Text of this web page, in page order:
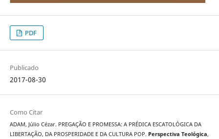
PDF
Publicado
2017-08-30
Como Citar
ADAM, Júlio Cézar. PREGAÇÃO E PROMESSA: A PRÉDICA ESCATOLÓGICA DA
LIBERTAÇÃO, DA PROSPERIDADE E DA CULTURA POP. Perspectiva Teológica,